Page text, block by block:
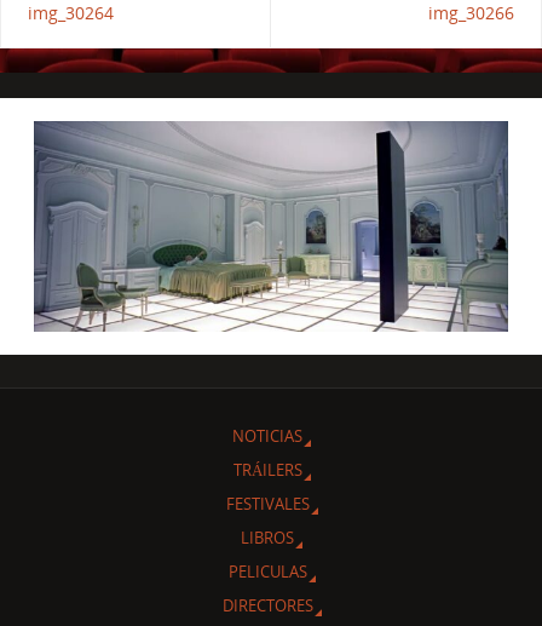
img_30264 img_30266
NOTICIAS
TRÁILERS
FESTIVALES
LIBROS
PELICULAS
DIRECTORES